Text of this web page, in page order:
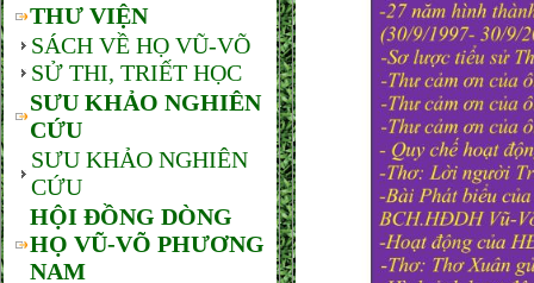
THƯ VIỆN
SÁCH VỀ HỌ VŨ-VÕ
SỬ THI, TRIẾT HỌC
SƯU KHẢO NGHIÊN
CỨU
SƯU KHẢO NGHIÊN
CỨU
HỘI ĐỒNG DÒNG
HỌ VŨ-VÕ PHƯƠNG
NAM